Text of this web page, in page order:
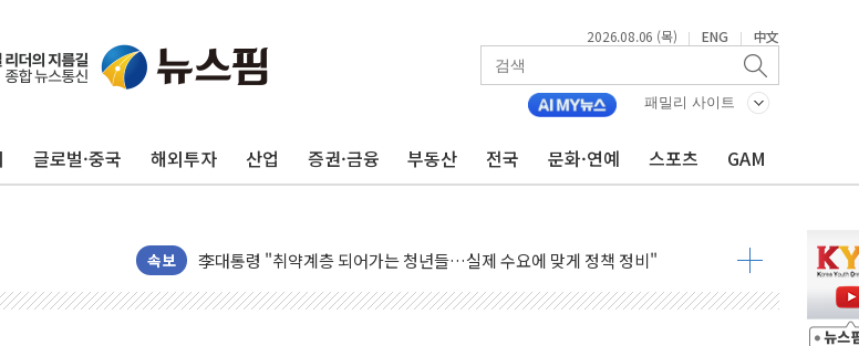
2026.08.06 (목) | ENG | 中文
패밀리 사이트
글로벌·중국 해외투자 산업 증권·금융 부동산 전국 문화·연예 스포츠 GAM
속보
혁신기술 발굴부터 투자까지…호반그룹, 스타트업 성장 지원
용산 데이터센터 건립, 6일 주민설명회서 해법 찾을까…혐오시설 인식 부담
[뉴스핌 이 시각 PICK] 李 "40도 폭염, 외신에서나 보던 일" 外
LG전자, IFA 2026서 '차세대 AI 홈' 비전 공개